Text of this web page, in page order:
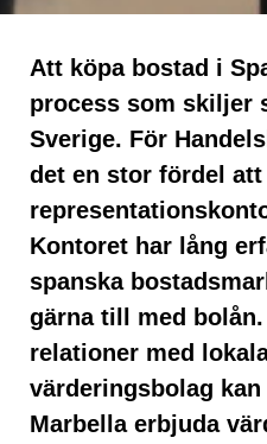
Att köpa bostad i
process som skiljer
Sverige. För
det en stor fördel
Kontoret har lång
spanska
gärna till med
relationer med
värderingsbolag kan
Marbella erbjuda